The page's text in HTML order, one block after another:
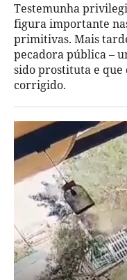
Testemunha
figura importante
primitivas. Mais
pecadora pública –
sido prostituta e que
corrigido.